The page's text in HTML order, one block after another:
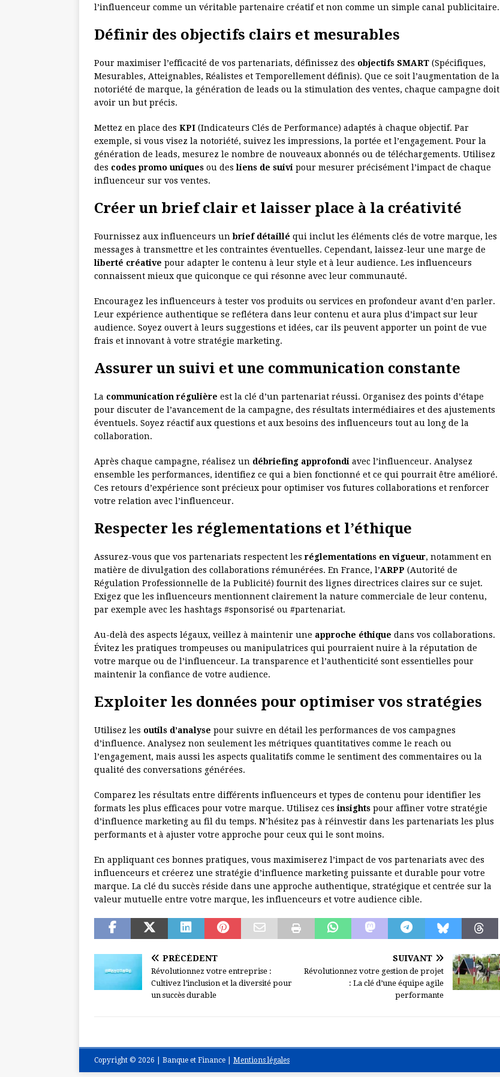
l’influenceur comme un véritable partenaire créatif et non comme un simple canal publicitaire.
Définir des objectifs clairs et mesurables
Pour maximiser l’efficacité de vos partenariats, définissez des objectifs SMART (Spécifiques,
Mesurables, Atteignables, Réalistes et Temporellement définis). Que ce soit l’augmentation de la
notoriété de marque, la génération de leads ou la stimulation des ventes, chaque campagne doit
avoir un but précis.
Mettez en place des KPI (Indicateurs Clés de Performance) adaptés à chaque objectif. Par
exemple, si vous visez la notoriété, suivez les impressions, la portée et l’engagement. Pour la
génération de leads, mesurez le nombre de nouveaux abonnés ou de téléchargements. Utilisez
des codes promo uniques ou desliens de suivi pour mesurer précisément l’impact de chaque
influenceur sur vos ventes.
Créer un brief clair et laisser place à la créativité
Fournissez aux influenceurs unbrief détaillé qui inclut les éléments clés de votre marque, les
messages à transmettre et les contraintes éventuelles. Cependant, laissez-leur une marge de
liberté créative pour adapter le contenu à leur style et à leur audience. Les influenceurs
connaissent mieux que quiconque ce qui résonne avec leur communauté.
Encouragez les influenceurs à tester vos produits ou services en profondeur avant d’en parler.
Leur expérience authentique se reflétera dans leur contenu et aura plus d’impact sur leur
audience. Soyez ouvert à leurs suggestions et idées, car ils peuvent apporter un point de vue
frais et innovant à votre stratégie marketing.
Assurer un suivi et une communication constante
La communication régulière est la clé d’un partenariat réussi. Organisez des points d’étape
pour discuter de l’avancement de la campagne, des résultats intermédiaires et des ajustements
éventuels. Soyez réactif aux questions et aux besoins des influenceurs tout au long de la
collaboration.
Après chaque campagne, réalisez un débriefing approfondi avec l’influenceur. Analysez
ensemble les performances, identifiez ce qui a bien fonctionné et ce qui pourrait être amélioré.
Ces retours d’expérience sont précieux pour optimiser vos futures collaborations et renforcer
votre relation avec l’influenceur.
Respecter les réglementations et l’éthique
Assurez-vous que vos partenariats respectent les réglementations en vigueur, notamment en
matière de divulgation des collaborations rémunérées. En France, l’ARPP (Autorité de
Régulation Professionnelle de la Publicité) fournit des lignes directrices claires sur ce sujet.
Exigez que les influenceurs mentionnent clairement la nature commerciale de leur contenu,
par exemple avec les hashtags #sponsorisé ou #partenariat.
Au-delà des aspects légaux, veillez à maintenir une approche éthique dans vos collaborations.
Évitez les pratiques trompeuses ou manipulatrices qui pourraient nuire à la réputation de
votre marque ou de l’influenceur. La transparence et l’authenticité sont essentielles pour
maintenir la confiance de votre audience.
Exploiter les données pour optimiser vos stratégies
Utilisez les outils d’analyse pour suivre en détail les performances de vos campagnes
d’influence. Analysez non seulement les métriques quantitatives comme le reach ou
l’engagement, mais aussi les aspects qualitatifs comme le sentiment des commentaires ou la
qualité des conversations générées.
Comparez les résultats entre différents influenceurs et types de contenu pour identifier les
formats les plus efficaces pour votre marque. Utilisez cesinsights pour affiner votre stratégie
d’influence marketing au fil du temps. N’hésitez pas à réinvestir dans les partenariats les plus
performants et à ajuster votre approche pour ceux qui le sont moins.
En appliquant ces bonnes pratiques, vous maximiserez l’impact de vos partenariats avec des
influenceurs et créerez une stratégie d’influence marketing puissante et durable pour votre
marque. La clé du succès réside dans une approche authentique, stratégique et centrée sur la
valeur mutuelle entre votre marque, les influenceurs et votre audience cible.
PRÉCÉDENT
Révolutionnez votre entreprise :
Cultivez l’inclusion et la diversité pour
un succès durable
SUIVANT
Révolutionnez votre gestion de projet
: La clé d’une équipe agile
performante
Copyright © 2026 | Banque et Finance Mentions légales